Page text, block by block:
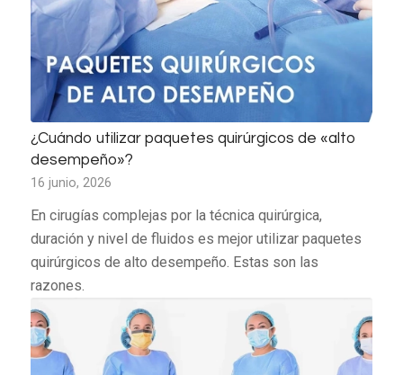
¿Cuándo utilizar paquetes quirúrgicos de «alto
desempeño»?
16 junio, 2026
En cirugías complejas por la técnica quirúrgica,
duración y nivel de fluidos es mejor utilizar paquetes
quirúrgicos de alto desempeño. Estas son las
razones.